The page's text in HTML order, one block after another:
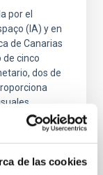
de las cookies
por el
(IA) y en
de Canarias
de cinco
dos de
se publica
un